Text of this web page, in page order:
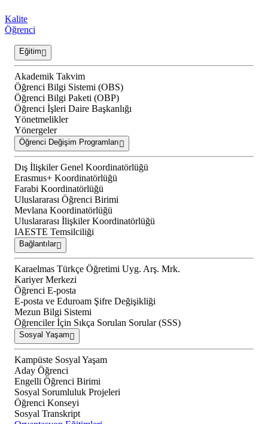
Kalite
Öğrenci
Eğitim
Akademik Takvim
Öğrenci Bilgi Sistemi (OBS)
Öğrenci Bilgi Paketi (OBP)
Öğrenci İşleri Daire Başkanlığı
Yönetmelikler
Yönergeler
Öğrenci Değişim Programları
Dış İlişkiler Genel Koordinatörlüğü
Erasmus+ Koordinatörlüğü
Farabi Koordinatörlüğü
Uluslararası Öğrenci Birimi
Mevlana Koordinatörlüğü
Uluslararası İlişkiler Koordinatörlüğü
IAESTE Temsilciliği
Bağlantılar
Karaelmas Türkçe Öğretimi Uyg. Arş. Mrk.
Kariyer Merkezi
Öğrenci E-posta
E-posta ve Eduroam Şifre Değişikliği
Mezun Bilgi Sistemi
Öğrenciler İçin Sıkça Sorulan Sorular (SSS)
Sosyal Yaşam
Kampüste Sosyal Yaşam
Aday Öğrenci
Engelli Öğrenci Birimi
Sosyal Sorumluluk Projeleri
Öğrenci Konseyi
Sosyal Transkript